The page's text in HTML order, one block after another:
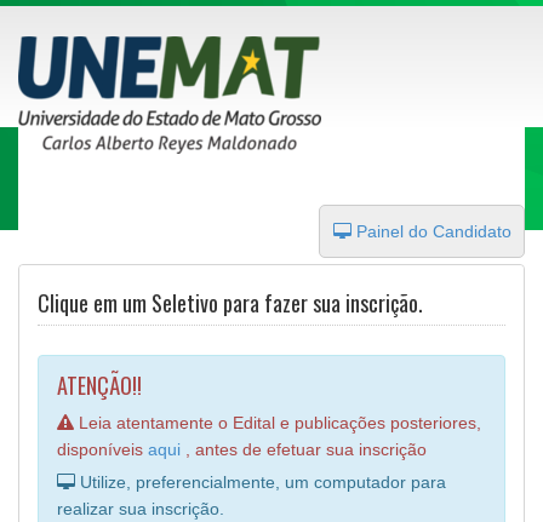
Painel do Candidato
Clique em um Seletivo para fazer sua inscrição.
ATENÇÃO!!
Leia atentamente o Edital e publicações posteriores,
disponíveis aqui , antes de efetuar sua inscrição
Utilize, preferencialmente, um computador para
realizar sua inscrição.